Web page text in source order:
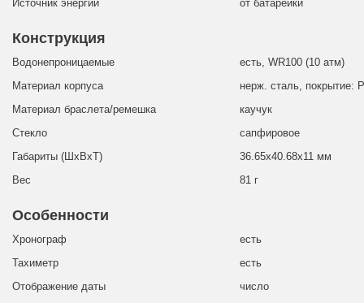
Источник энергии
от батарейки
Конструкция
Водонепроницаемые
есть, WR100 (10 атм)
Материал корпуса
нерж. сталь, покрытие:
Материал браслета/ремешка
каучук
Стекло
сапфировое
Габариты (ШхВхТ)
36.65x40.68x11 мм
Вес
81 г
Особенности
Хронограф
есть
Тахиметр
есть
Отображение даты
число